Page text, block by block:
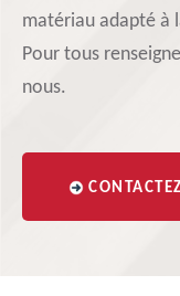
matériau adapté à
Pour tous
nous.